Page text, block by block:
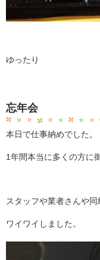
ゆったり
忘年会
本日で仕事納めでした。
1年間本当に多くの方に
スタッフや業者さんや同
ワイワイしました。